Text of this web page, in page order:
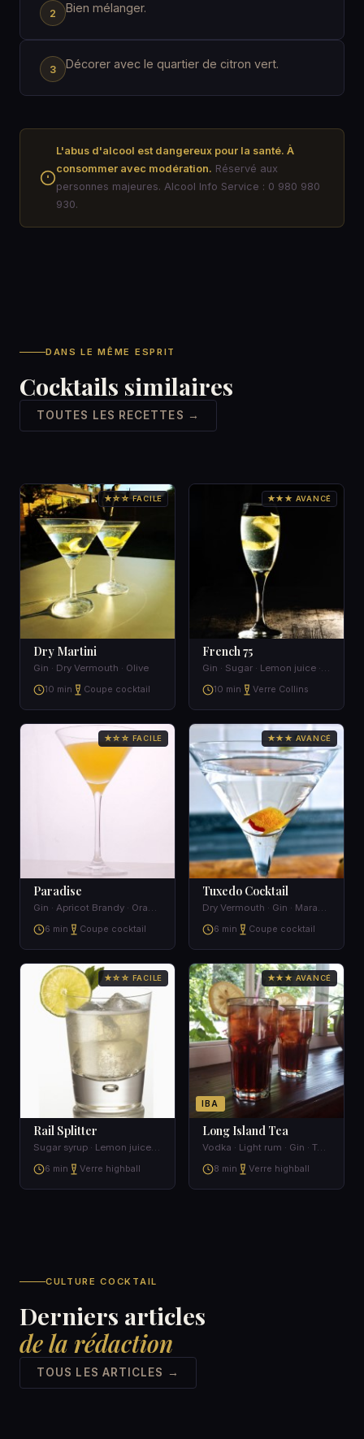
Bien mélanger.
Décorer avec le quartier de citron vert.
L'abus d'alcool est dangereux pour la santé. À
consommer avec modération. Réservé aux
personnes majeures. Alcool Info Service : 0 980 980
930.
DANS LE MÊME ESPRIT
Cocktails similaires
TOUTES LES RECETTES →
★☆☆ FACILE
Dry Martini
Gin · Dry Vermouth · Olive
10 min
Coupe cocktail
★★★ AVANCÉ
French 75
Gin · Sugar · Lemon juice · Champagne
10 min
Verre Collins
★☆☆ FACILE
Paradise
Gin · Apricot Brandy · Orange Juice
6 min
Coupe cocktail
★★★ AVANCÉ
Tuxedo Cocktail
Dry Vermouth · Gin · Maraschino liqueur · Anis
6 min
Coupe cocktail
★☆☆ FACILE
Rail Splitter
Sugar syrup · Lemon juice · Ginger ale
6 min
Verre highball
★★★ AVANCÉ
IBA
Long Island Tea
Vodka · Light rum · Gin · Tequila
8 min
Verre highball
CULTURE COCKTAIL
Derniers articles
de la rédaction
TOUS LES ARTICLES →